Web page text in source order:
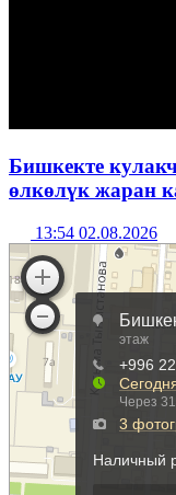
Бишкекте
өлкөлүк жаран
13:54 02.08.2026